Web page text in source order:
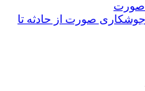
صورت از حادثه تا